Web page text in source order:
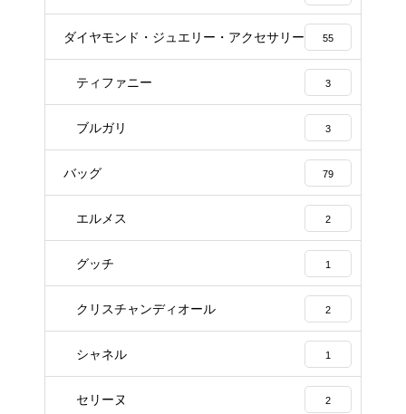
ダイヤモンド・ジュエリー・アクセサリー 55
ティファニー 3
ブルガリ 3
バッグ 79
エルメス 2
グッチ 1
クリスチャンディオール 2
シャネル 1
セリーヌ 2